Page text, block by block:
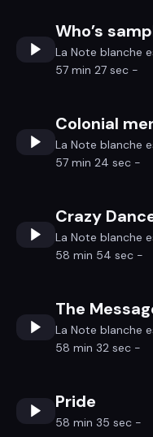
La Note blanche
57 min 27 sec -
Colonial
La Note blanche
57 min 24 sec -
Crazy
La Note blanche
58 min 54 sec -
The
La Note blanche
58 min 32 sec -
Pride
58 min 35 sec -